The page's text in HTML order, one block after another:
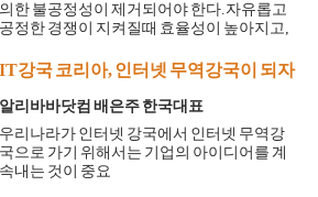
의한 불공정성이 제거되어야 한다.자유롭고
공정한 경쟁이 지켜질때 효율성이 높아지고,
인 발전이 가능 강 사 : 공정거래위원회 서동원
부위원장 "
IT강국 코리아, 인터넷 무역강국이 되자
알리바바닷컴 배은주 한국대표
우리나라가 인터넷 강국에서 인터넷 무역강
국으로 가기 위해서는 기업의 아이디어를 계
속내는 것이 중요